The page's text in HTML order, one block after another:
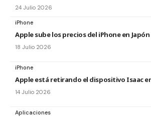
24 Julio 2026
iPhone
Apple sube los precios del iPhone en Japón
18 Julio 2026
iPhone
Apple está retirando el dispositivo Isaac
14 Julio 2026
Aplicaciones